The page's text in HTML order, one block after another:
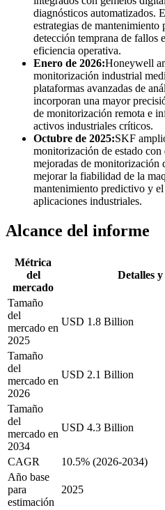
diagnósticos automatizados.
estrategias de
detección temprana de fallos
eficiencia operativa.
Enero de 2026:Honeywell
monitorización industrial
plataformas avanzadas de
incorporan una mayor
de monitorización remota e
activos industriales críticos.
Octubre de 2025:SKF
monitorización de estado
mejoradas de monitorización
mejorar la fiabilidad de la
mantenimiento predictivo y
aplicaciones industriales.
Alcance del informe
Métrica
del
mercado
Detalles
Tamaño
del
mercado en
2025
USD 1.8 Billion
Tamaño
del
mercado en
2026
USD 2.1 Billion
Tamaño
del
mercado en
2034
USD 4.3 Billion
CAGR
10.5% (2026-2034)
Año base
para
estimación
2025